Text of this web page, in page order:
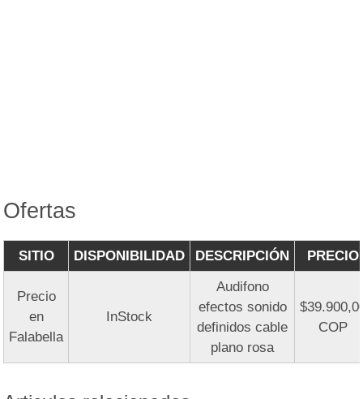
Ofertas
SITIO DISPONIBILIDAD DESCRIPCIÓN PRECIO
Precio
en
Falabella
InStock
Audifono
efectos sonido
definidos cable
plano rosa
COP